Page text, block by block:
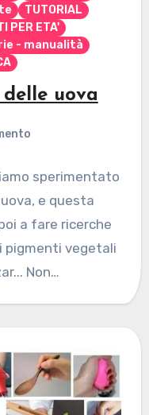
TUTORIAL
PER ETA'
- manualità
uova
sperimentato
e questa
a fare ricerche
pigmenti vegetali
Non…